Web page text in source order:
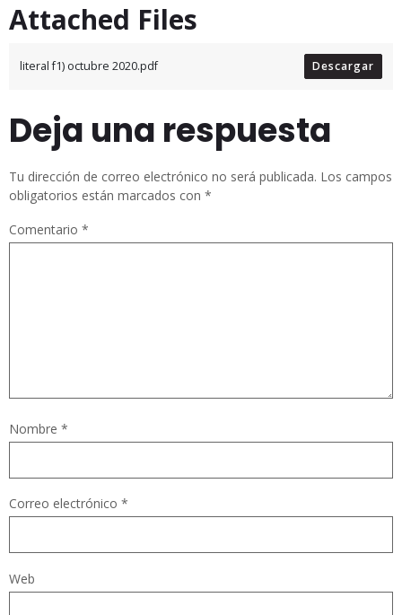
Attached Files
literal f1) octubre 2020.pdf Descargar
Deja una respuesta
Tu dirección de correo electrónico no será publicada. Los campos
obligatorios están marcados con *
Comentario *
Nombre *
Correo electrónico *
Web